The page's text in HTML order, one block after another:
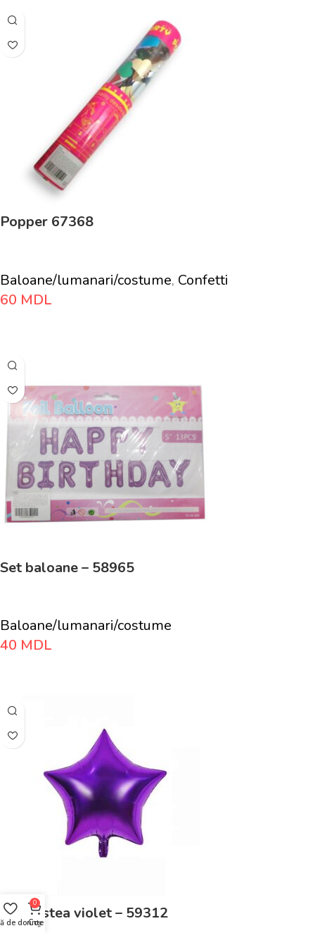
Popper 67368
Baloane/lumanari/costume, Confetti
60 MDL
Set baloane – 58965
Baloane/lumanari/costume
40 MDL
Balon stea violet – 59312
de dorințe
0
Coș